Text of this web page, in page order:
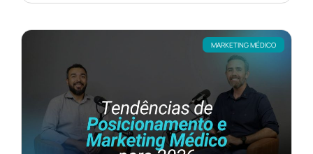
MARKETING MÉDICO